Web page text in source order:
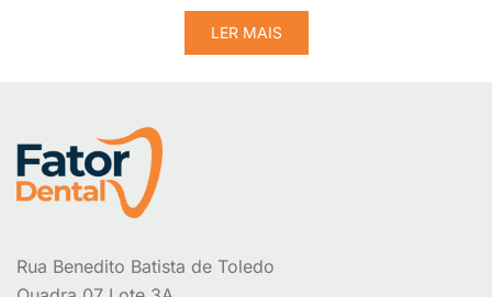
LER MAIS
Rua Benedito Batista de Toledo